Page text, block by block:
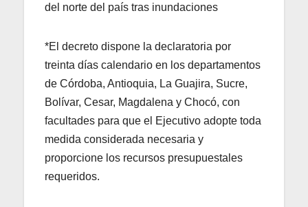
del norte del país tras inundaciones
*El decreto dispone la declaratoria por
treinta días calendario en los departamentos
de Córdoba, Antioquia, La Guajira, Sucre,
Bolívar, Cesar, Magdalena y Chocó, con
facultades para que el Ejecutivo adopte toda
medida considerada necesaria y
proporcione los recursos presupuestales
requeridos.